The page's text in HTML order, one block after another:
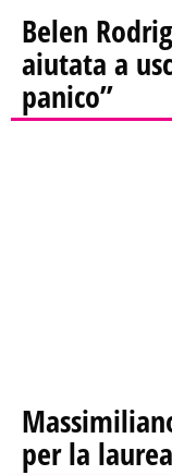
Belen
aiutata a
panico”
per la